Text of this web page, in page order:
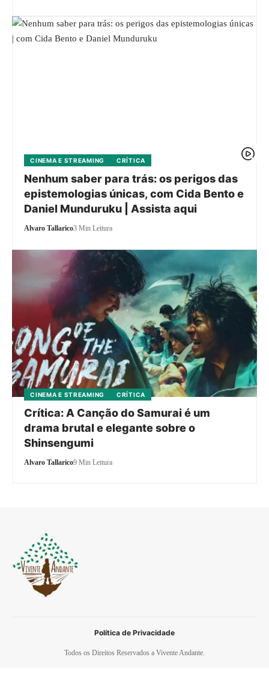
CINEMA E STREAMING CRÍTICA
Nenhum saber para trás: os perigos das
epistemologias únicas, com Cida Bento e
Daniel Munduruku | Assista aqui
Alvaro Tallarico3 Min Leitura
CINEMA E STREAMING CRÍTICA
Crítica: A Canção do Samurai é um
drama brutal e elegante sobre o
Shinsengumi
Alvaro Tallarico9 Min Leitura
Todos os Direitos Reservados a Vivente Andante.
Política de Privacidade